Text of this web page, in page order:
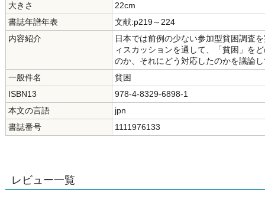
大きさ
22cm
書誌年譜年表
文献:p219～224
内容紹介
日本では前例の少ない参加型貧困調査
ィスカッションを通して、「貧困」を
のか、それにどう対応したのかを議論
一般件名
貧困
ISBN13
978-4-8329-6898-1
本文の言語
jpn
書誌番号
1111976133
レビュー一覧